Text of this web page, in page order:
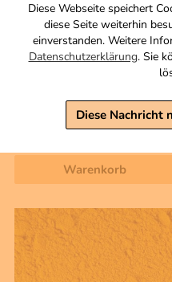
Diese Webseite speichert
diese Seite weiterhin
einverstanden. Weitere
Datenschutzerklärung. Sie
Diese Nachricht
Yogi Tee
Gewürzmischung
inkl. MwSt, zzgl. Versand
Warenkorb